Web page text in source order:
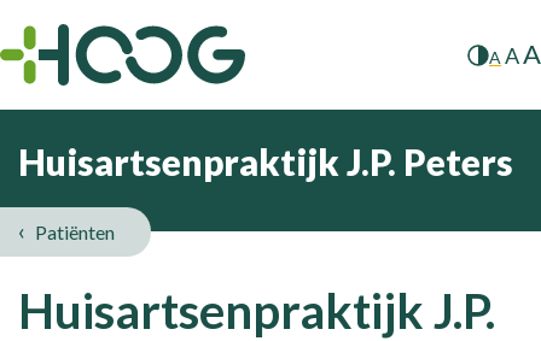
A AA
Huisartsenpraktijk J.P. Peters
Patiënten
Huisartsenpraktijk J.P.